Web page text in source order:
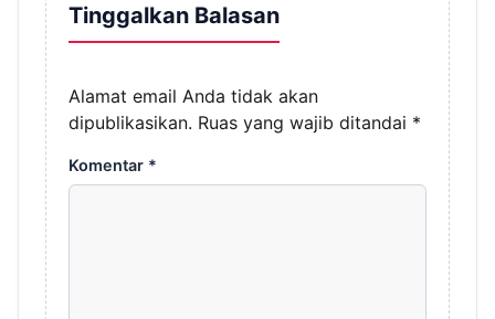
Tinggalkan Balasan
Alamat email Anda tidak akan
dipublikasikan. Ruas yang wajib ditandai *
Komentar *